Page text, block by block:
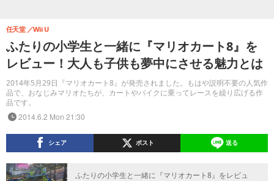
ふたりの小学生と一緒に『マリオカート8』を
レビュー！大人も子供も夢中にさせる魅力とは
2014年5月29日『マリオカート8』が発売されました。もはや説明不要の人気作
品で、おなじみマリオたちが、カートやバイクに乗ってレースを繰り広げる作
品です。
任天堂 Wii U
2014.6.2 Mon 21:30
シェア ポスト 送る
ふたりの小学生と一緒に『マリオカート8』をレビュ